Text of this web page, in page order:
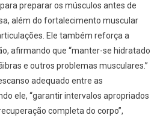
preparar os músculos antes de
além do fortalecimento muscular
Ele também reforça a
afirmando que “manter-se hidratado
e outros problemas musculares.”
adequado entre as
ele, “garantir intervalos apropriados
completa do corpo”,